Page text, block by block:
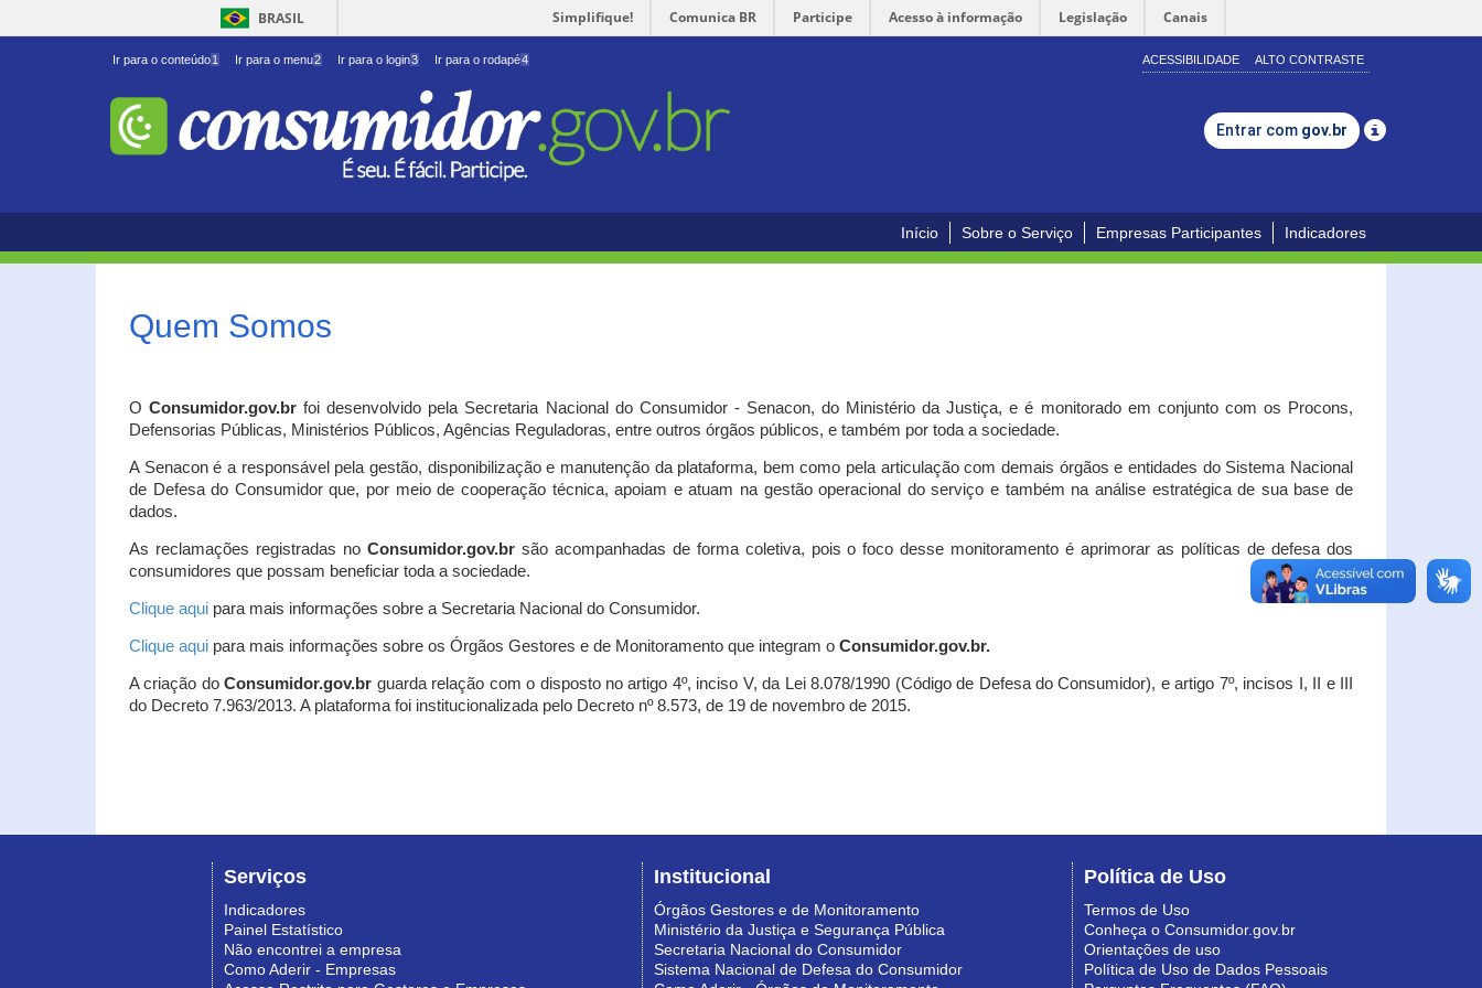
BRASIL Simplifique! Comunica BR Participe Acesso à informação Legislação Canais
Ir para o conteúdo1 Ir para o menu2 Ir para o login3 Ir para o rodapé4 ACESSIBILIDADE ALTO CONTRASTE
Entrar com gov.br
Início Sobre o Serviço Empresas Participantes Indicadores
Quem Somos
OConsumidor.gov.br foi desenvolvido pela Secretaria Nacional do Consumidor - Senacon, do Ministério da Justiça, e é monitorado em conjunto com os Procons,
Defensorias Públicas, Ministérios Públicos, Agências Reguladoras, entre outros órgãos públicos, e também por toda a sociedade.
A Senacon é a responsável pela gestão, disponibilização e manutenção da plataforma, bem como pela articulação com demais órgãos e entidades do Sistema Nacional
de Defesa do Consumidor que, por meio de cooperação técnica, apoiam e atuam na gestão operacional do serviço e também na análise estratégica de sua base de
dados.
As reclamações registradas no Consumidor.gov.brsão acompanhadas de forma coletiva, pois o foco desse monitoramento é aprimorar as políticas de defesa dos
consumidores que possam beneficiar toda a sociedade.
Clique aqui para mais informações sobre a Secretaria Nacional do Consumidor.
Clique aqui para mais informações sobre os Órgãos Gestores e de Monitoramento que integram o Consumidor.gov.br.
A criação doConsumidor.gov.br guarda relação com o disposto no artigo 4º, inciso V, da Lei 8.078/1990 (Código de Defesa do Consumidor), e artigo 7º, incisos I, II e III
do Decreto 7.963/2013. A plataforma foi institucionalizada pelo Decreto nº 8.573, de 19 de novembro de 2015.
Serviços
Indicadores
Painel Estatístico
Não encontrei a empresa
Como Aderir - Empresas
Institucional
Órgãos Gestores e de Monitoramento
Ministério da Justiça e Segurança Pública
Secretaria Nacional do Consumidor
Sistema Nacional de Defesa do Consumidor
Política de Uso
Termos de Uso
Conheça o Consumidor.gov.br
Orientações de uso
Política de Uso de Dados Pessoais